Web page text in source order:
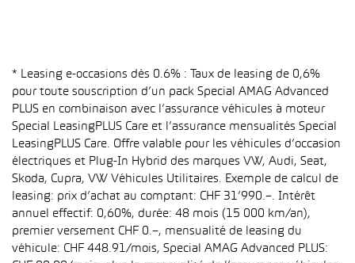
* Leasing e-occasions dès 0.6% : Taux de leasing de 0,6%
pour toute souscription d’un pack Special AMAG Advanced
PLUS en combinaison avec l’assurance véhicules à moteur
Special LeasingPLUS Care et l’assurance mensualités Special
LeasingPLUS Care. Offre valable pour les véhicules d’occasion
électriques et Plug-In Hybrid des marques VW, Audi, Seat,
Skoda, Cupra, VW Véhicules Utilitaires. Exemple de calcul de
leasing: prix d’achat au comptant: CHF 31’990.–. Intérêt
annuel effectif: 0,60%, durée: 48 mois (15 000 km/an),
premier versement CHF 0.–, mensualité de leasing du
véhicule: CHF 448.91/mois, Special AMAG Advanced PLUS: